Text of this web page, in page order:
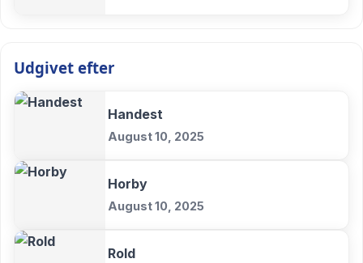
Udgivet efter
Handest
August 10, 2025
Horby
August 10, 2025
Rold